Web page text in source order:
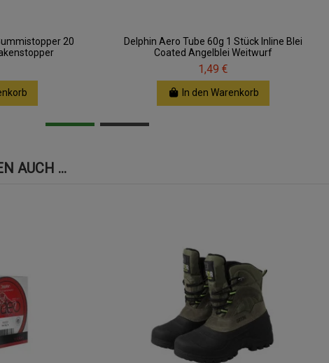
20
Delphin Aero Tube 60g 1 Stück Inline Blei
Coated Angelblei Weitwurf
1,49 €
In den Warenkorb
AUCH ...